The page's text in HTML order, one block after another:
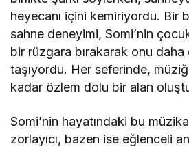
heyecanı içini kemiriyordu. Bir
sahne deneyimi, Somi’nin
bir rüzgara bırakarak onu daha
taşıyordu. Her seferinde,
kadar özlem dolu bir alan
Somi’nin hayatındaki bu
zorlayıcı, bazen ise eğlenceli